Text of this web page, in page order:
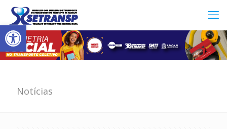
Abrir a barra de ferramentas
Notícias